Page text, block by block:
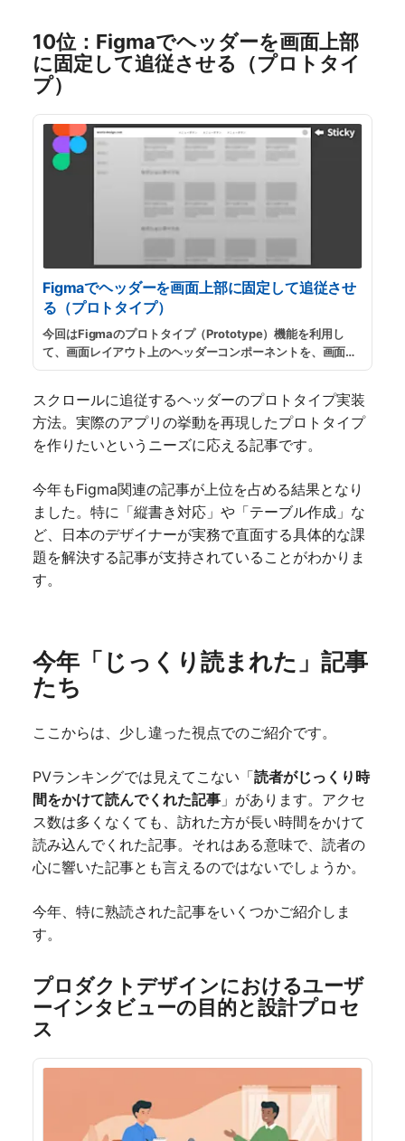
10位：Figmaでヘッダーを画面上部
に固定して追従させる（プロトタイ
プ）
Figmaでヘッダーを画面上部に固定して追従させ
る（プロトタイプ）
今回はFigmaのプロトタイプ（Prototype）機能を利用し
て、画面レイアウト上のヘッダーコンポーネントを、画面ス
クロール時に画面上部に固定して追従するようなアニメーシ
も公開していますので、自由に利用してください。...続きを
読む
スクロールに追従するヘッダーのプロトタイプ実装
方法。実際のアプリの挙動を再現したプロトタイプ
を作りたいというニーズに応える記事です。
今年もFigma関連の記事が上位を占める結果となり
ました。特に「縦書き対応」や「テーブル作成」な
ど、日本のデザイナーが実務で直面する具体的な課
題を解決する記事が支持されていることがわかりま
す。
今年「じっくり読まれた」記事
たち
ここからは、少し違った視点でのご紹介です。
PVランキングでは見えてこない「読者がじっくり時
間をかけて読んでくれた記事 」があります。アクセ
ス数は多くなくても、訪れた方が長い時間をかけて
読み込んでくれた記事。それはある意味で、読者の
心に響いた記事とも言えるのではないでしょうか。
今年、特に熟読された記事をいくつかご紹介しま
す。
プロダクトデザインにおけるユーザ
ーインタビューの目的と設計プロセ
ス